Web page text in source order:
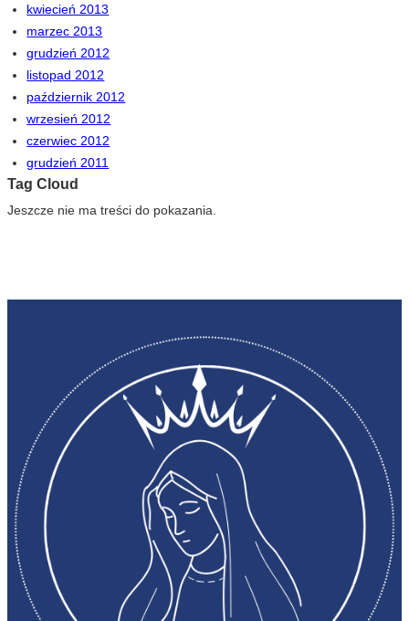
kwiecień 2013
marzec 2013
grudzień 2012
listopad 2012
październik 2012
wrzesień 2012
czerwiec 2012
grudzień 2011
Tag Cloud
Jeszcze nie ma treści do pokazania.